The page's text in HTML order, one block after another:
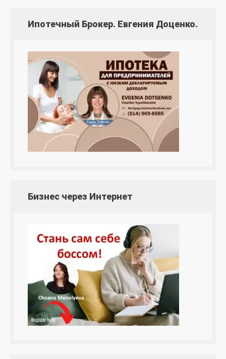
Ипотечный Брокер. Евгения Доценко.
Бизнес через Интернет